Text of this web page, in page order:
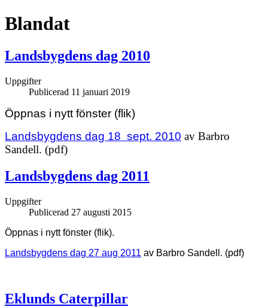
Blandat
Landsbygdens dag 2010
Uppgifter
Publicerad 11 januari 2019
Öppnas i nytt fönster (flik)
Landsbygdens dag 18 sept. 2010 av Barbro
Sandell. (pdf)
Landsbygdens dag 2011
Uppgifter
Publicerad 27 augusti 2015
Öppnas i nytt fönster (flik).
Landsbygdens dag 27 aug 2011 av Barbro Sandell. (pdf)
Eklunds Caterpillar